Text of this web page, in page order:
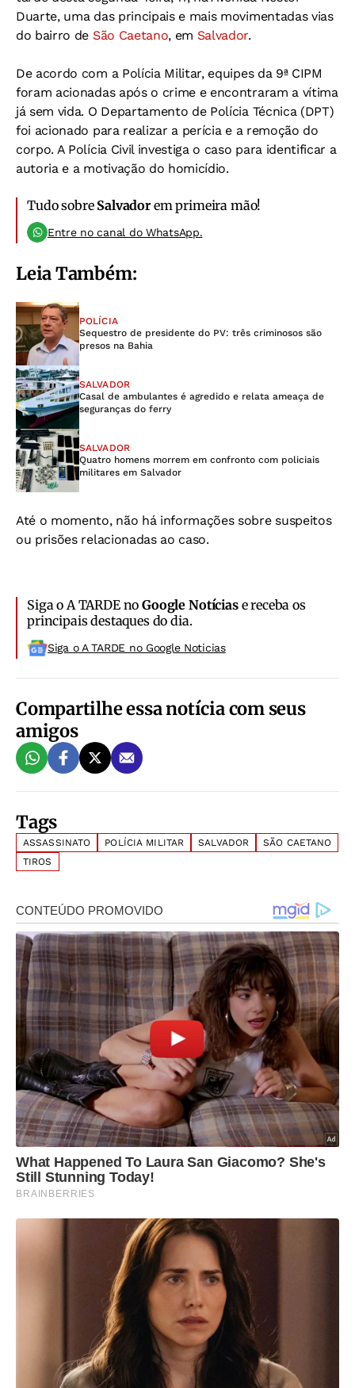
Duarte, uma das principais e mais movimentadas vias
do bairro de São Caetano, em Salvador.
De acordo com a Polícia Militar, equipes da 9ª CIPM
foram acionadas após o crime e encontraram a vítima
já sem vida. O Departamento de Polícia Técnica (DPT)
foi acionado para realizar a perícia e a remoção do
corpo. A Polícia Civil investiga o caso para identificar a
autoria e a motivação do homicídio.
Tudo sobre Salvadorem primeira mão!
Entre no canal do WhatsApp.
Leia Também:
POLÍCIA
Sequestro de presidente do PV: três criminosos são
presos na Bahia
SALVADOR
Casal de ambulantes é agredido e relata ameaça de
seguranças do ferry
SALVADOR
Quatro homens morrem em confronto com policiais
militares em Salvador
Até o momento, não há informações sobre suspeitos
ou prisões relacionadas ao caso.
Siga o A TARDE noGoogle Notíciase receba os
principais destaques do dia.
Siga o A TARDE no Google Noticias
Compartilhe essa notícia com seus
amigos
Tags
ASSASSINATO POLÍCIA MILITAR SALVADOR
SÃO CAETANO
TIROS